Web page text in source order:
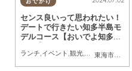
東海市
, 大府市
センス良いって思われたい！
デートで行きたい知多半島モ
デルコース【おいでよ知多半
ランチ,イベント ,観光,自然,季節ネタ